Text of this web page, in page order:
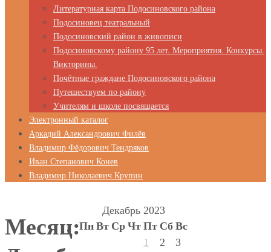
Литературная карта Подосиновского района
Подосиновец театральный
Подосиновский район в живописи
Подосиновскому району 95 лет. Мероприятия. Конкурсы.
Викторины.
Почётные граждане Подосиновского района
Путешествуем по району
Учителям и школе посвящается
Электронный каталог
Аркадий Александрович Филёв
Владимир Фёдорович Тендряков
Иван Степанович Конев
Владимир Николаевич Крупин
Месяц:
Декабрь 2023
Пн Вт Ср Чт Пт Сб Вс
1
2
3